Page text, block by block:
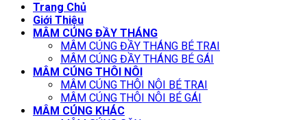
Trang Chủ
Giới Thiệu
MÂM CÚNG ĐẦY THÁNG
MÂM CÚNG ĐẦY THÁNG BÉ TRAI
MÂM CÚNG ĐẦY THÁNG BÉ GÁI
MÂM CÚNG THÔI NÔI
MÂM CÚNG THÔI NÔI BÉ TRAI
MÂM CÚNG THÔI NÔI BÉ GÁI
MÂM CÚNG KHÁC